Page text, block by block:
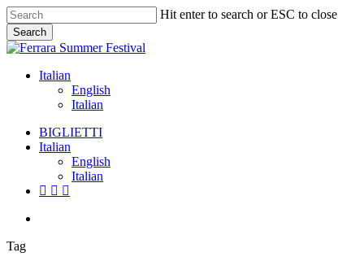
Skip
to
main
content
Hit enter to search or ESC to close
Search
Close
Italian
English
Italian
Menu
BIGLIETTI
Italian
English
Italian
facebook
youtube
instagram
Tag